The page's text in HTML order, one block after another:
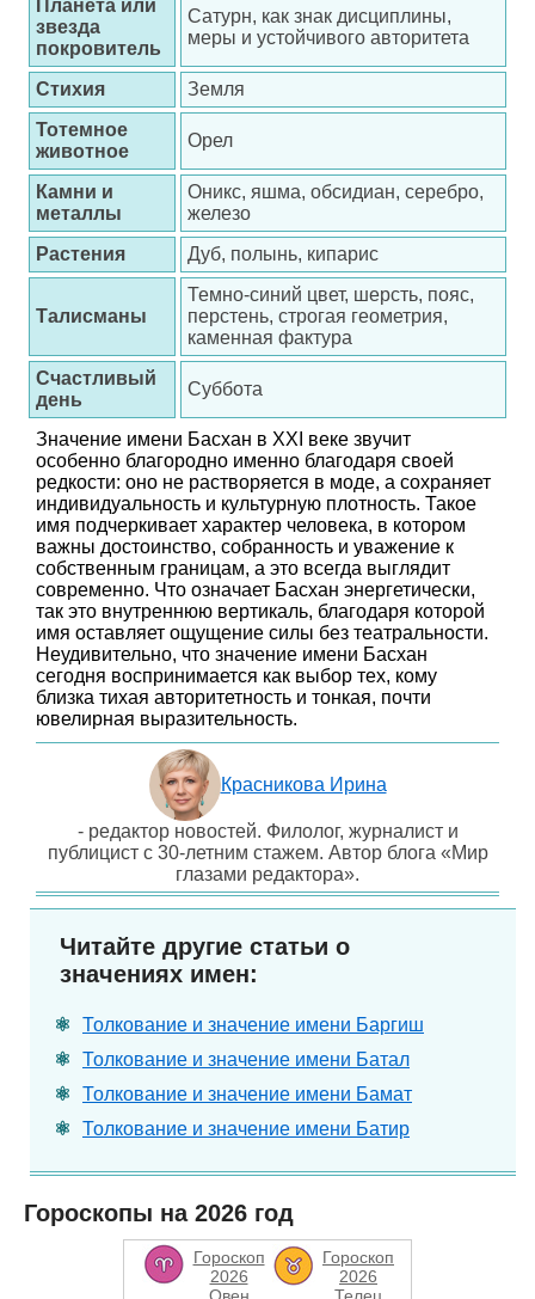
Планета или
звезда
покровитель
Сатурн, как знак дисциплины,
меры и устойчивого авторитета
Стихия
Земля
Тотемное
животное
Орел
Камни и
металлы
Оникс, яшма, обсидиан, серебро,
железо
Растения
Дуб, полынь, кипарис
Талисманы
Темно-синий цвет, шерсть, пояс,
перстень, строгая геометрия,
каменная фактура
Счастливый
день
Суббота
Значение имени Басхан в XXI веке звучит
особенно благородно именно благодаря своей
редкости: оно не растворяется в моде, а сохраняет
индивидуальность и культурную плотность. Такое
имя подчеркивает характер человека, в котором
важны достоинство, собранность и уважение к
собственным границам, а это всегда выглядит
современно. Что означает Басхан энергетически,
так это внутреннюю вертикаль, благодаря которой
имя оставляет ощущение силы без театральности.
Неудивительно, что значение имени Басхан
сегодня воспринимается как выбор тех, кому
близка тихая авторитетность и тонкая, почти
ювелирная выразительность.
Красникова Ирина
- редактор новостей. Филолог, журналист и
публицист с 30-летним стажем. Автор блога «Мир
глазами редактора».
Читайте другие статьи о
значениях имен:
Толкование и значение имени Баргиш
Толкование и значение имени Батал
Толкование и значение имени Бамат
Толкование и значение имени Батир
Гороскопы на 2026 год
Гороскоп
2026
Гороскоп
2026